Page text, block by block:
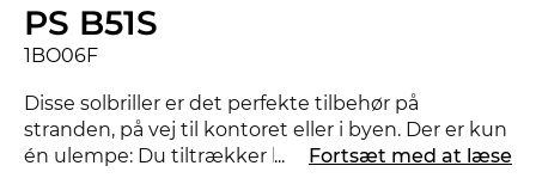
PS B51S
1BO06F
Disse solbriller er det perfekte tilbehør på
stranden, på vej til kontoret eller i byen. Der er kun
én ulempe: Du tiltrækker helt sikkert et par
... Fortsæt med at læse